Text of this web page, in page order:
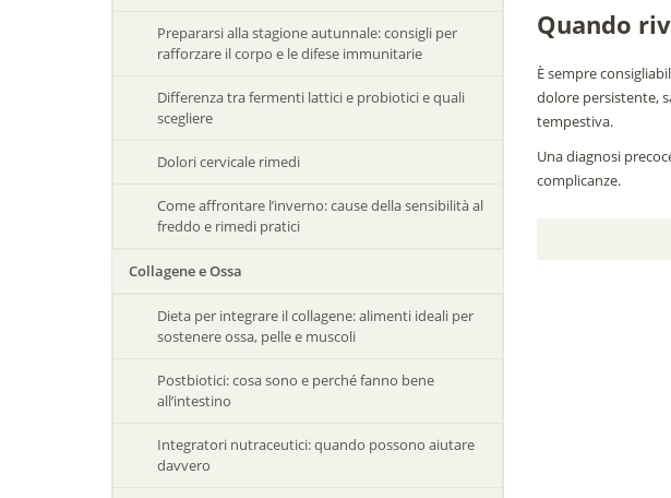
Prepararsi alla stagione autunnale: consigli per
rafforzare il corpo e le difese immunitarie
Differenza tra fermenti lattici e probiotici e quali
scegliere
Dolori cervicale rimedi
Come affrontare l’inverno: cause della sensibilità al
freddo e rimedi pratici
Collagene e Ossa
Dieta per integrare il collagene: alimenti ideali per
sostenere ossa, pelle e muscoli
Postbiotici: cosa sono e perché fanno bene
all’intestino
Integratori nutraceutici: quando possono aiutare
davvero
Quando
È sempre
dolore persistente,
tempestiva.
Una diagnosi
complicanze.